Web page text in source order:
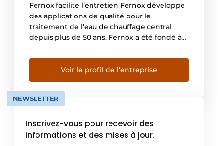
Fernox facilite l’entretien Fernox développe
des applications de qualité pour le
traitement de l’eau de chauffage central
depuis plus de 50 ans. Fernox a été fondé à
traitement de l’eau de chauffage central est
une obligation légale dans ce pays, nous
avons de nombreuses années d’expérience
dans […]
Voir le profil de l'entreprise
NEWSLETTER
Inscrivez-vous pour recevoir des
informations et des mises à jour.